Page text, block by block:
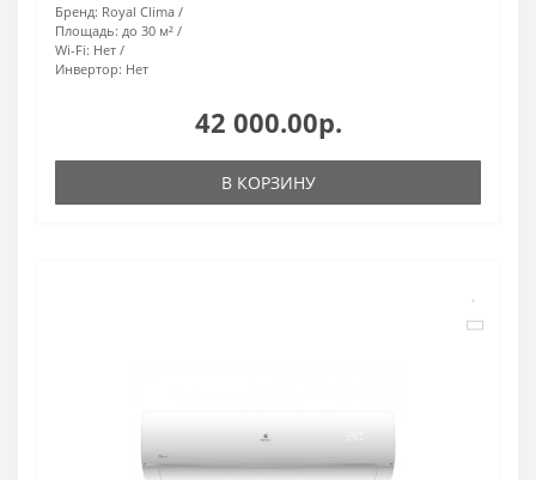
Бренд: Royal Clima
Площадь: до 30 м²
Wi-Fi: Нет
Инвертор: Нет
42 000.00р.
В КОРЗИНУ